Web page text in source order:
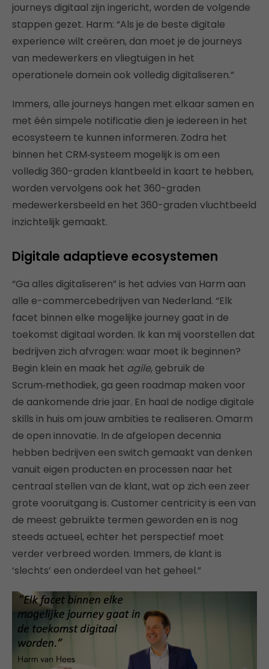
journeys digitaal zijn ingericht, worden de volgende
stappen gezet. Harm: “Als je de beste digitale
experience wilt creëren, dan moet je de journeys
van medewerkers en vliegtuigen in het
operationele domein ook volledig digitaliseren.”
Immers, alle journeys hangen met elkaar samen en
met één simpele notificatie dien je iedereen in het
ecosysteem te kunnen informeren. Zodra het
binnen het CRM‑systeem mogelijk is om een
volledig 360-graden klantbeeld in kaart te hebben,
worden vervolgens ook het 360-graden
medewerkersbeeld en het 360-graden vluchtbeeld
inzichtelijk gemaakt.
Digitale adaptieve ecosystemen
“Ga alles digitaliseren” is het advies van Harm aan
alle e-commercebedrijven van Nederland. “Elk
facet binnen elke mogelijke journey gaat in de
toekomst digitaal worden. Ik kan mij voorstellen dat
bedrijven zich afvragen: waar moet ik beginnen?
Begin klein en maak het agile, gebruik de
Scrum‑methodiek, ga geen roadmap maken voor
de aankomende drie jaar. En haal de nodige digitale
skills in huis om jouw ambities te realiseren. Omarm
de open innovatie. In de afgelopen decennia
hebben bedrijven een switch gemaakt van denken
vanuit eigen producten en processen naar het
centraal stellen van de klant, wat op zich een zeer
grote vooruitgang is. Customer centricity is een van
de meest gebruikte termen geworden en is nog
steeds actueel, echter het perspectief moet
verder verbreed worden. Immers, de klant is
‘slechts’ een onderdeel van het geheel.”